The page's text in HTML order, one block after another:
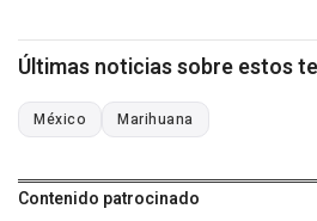
Últimas noticias sobre estos
México Marihuana
Contenido patrocinado